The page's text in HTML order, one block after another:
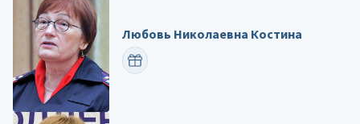
Любовь Николаевна Костина
ПОЗДРАВИТЬ